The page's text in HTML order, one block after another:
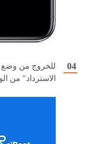
للخروج من وضع
الاسترداد" من